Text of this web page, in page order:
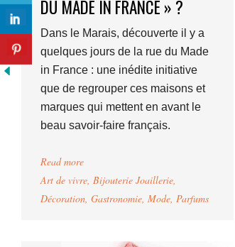
DU MADE IN FRANCE » ?
Dans le Marais, découverte il y a
quelques jours de la rue du Made
in France : une inédite initiative
que de regrouper ces maisons et
marques qui mettent en avant le
beau savoir-faire français.
Read more
Art de vivre Bijouterie Joaillerie
Décoration Gastronomie Mode Parfums